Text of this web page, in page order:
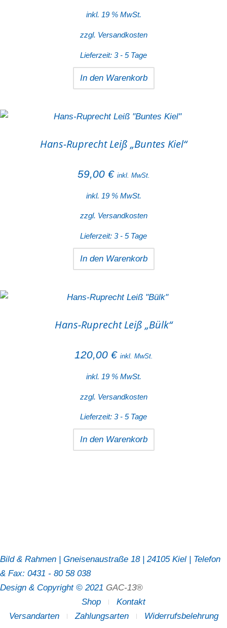
inkl. 19 % MwSt.
zzgl. Versandkosten
Lieferzeit: 3 - 5 Tage
In den Warenkorb
Hans-Ruprecht Leiß „Buntes Kiel“
59,00 € inkl. MwSt.
inkl. 19 % MwSt.
zzgl. Versandkosten
Lieferzeit: 3 - 5 Tage
In den Warenkorb
Hans-Ruprecht Leiß „Bülk“
120,00 € inkl. MwSt.
inkl. 19 % MwSt.
zzgl. Versandkosten
Lieferzeit: 3 - 5 Tage
In den Warenkorb
Bild & Rahmen | Gneisenaustraße 18 | 24105 Kiel | Telefon
& Fax: 0431 - 80 58 038
Design & Copyright © 2021 GAC-13®
Shop
Kontakt
Versandarten
Zahlungsarten Widerrufsbelehrung